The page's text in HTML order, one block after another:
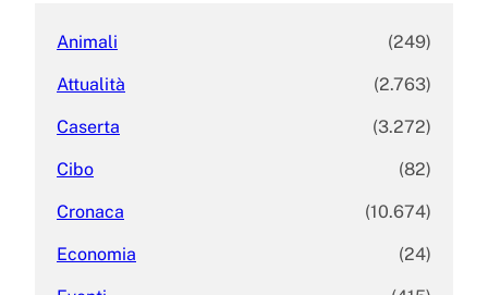
Animali (249)
Attualità (2.763)
Caserta (3.272)
Cibo (82)
Cronaca (10.674)
Economia (24)